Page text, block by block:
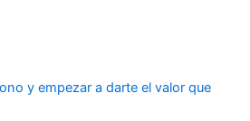
y empezar a darte el valor que